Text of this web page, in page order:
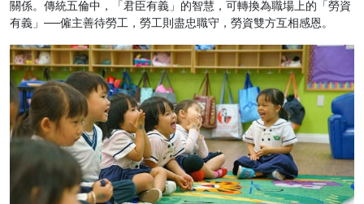
關係。傳統五倫中，「君臣有義」的智慧，可轉換為職場上的「勞資
有義」──僱主善待勞工，勞工則盡忠職守，勞資雙方互相感恩。